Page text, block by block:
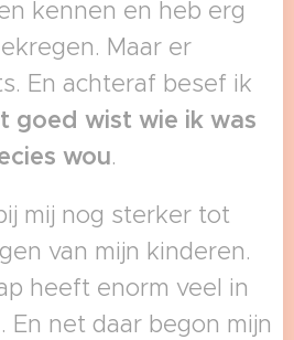
kennen en heb erg
Maar er
En achteraf besef ik
goed wist wie ik was
wou.
mij nog sterker tot
van mijn kinderen.
heeft enorm veel in
En net daar begon mijn